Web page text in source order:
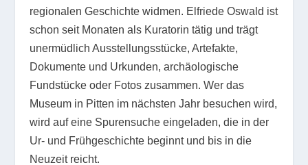
regionalen Geschichte widmen. Elfriede Oswald ist
schon seit Monaten als Kuratorin tätig und trägt
unermüdlich Ausstellungsstücke, Artefakte,
Dokumente und Urkunden, archäologische
Fundstücke oder Fotos zusammen. Wer das
Museum in Pitten im nächsten Jahr besuchen wird,
wird auf eine Spurensuche eingeladen, die in der
Ur- und Frühgeschichte beginnt und bis in die
Neuzeit reicht.